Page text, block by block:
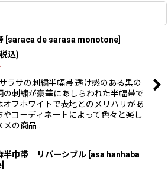
saraca de sarasa monotone
込)
ラサの刺繍半幅帯 透け感のある黒の
の刺繍が豪華にあしらわれた半幅帯で
オフホワイトで表地とのメリハリがあ
やコーディネートによって色々と楽し
の商品…
半巾帯 リバーシブル asa hanhaba